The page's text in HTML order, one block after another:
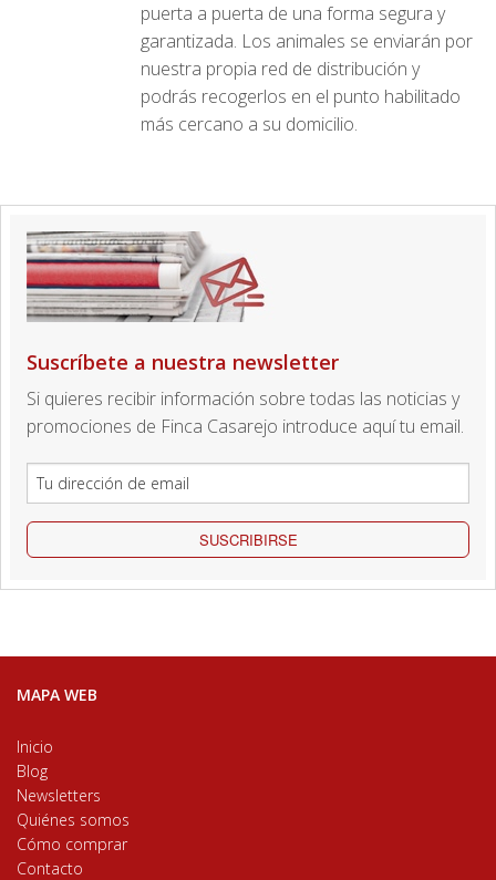
puerta a puerta de una forma segura y
garantizada. Los animales se enviarán por
nuestra propia red de distribución y
podrás recogerlos en el punto habilitado
más cercano a su domicilio.
Suscríbete a nuestra newsletter
Si quieres recibir información sobre todas las noticias y
promociones de Finca Casarejo introduce aquí tu email.
SUSCRIBIRSE
MAPA WEB
Inicio
Blog
Newsletters
Quiénes somos
Cómo comprar
Contacto